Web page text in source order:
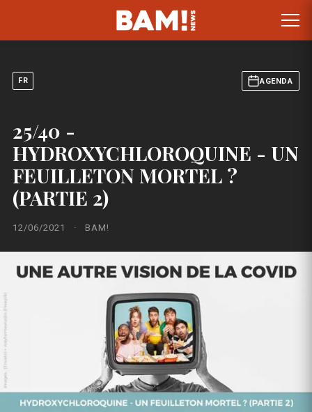
FR AGENDA
25/40 -
HYDROXYCHLOROQUINE - UN
FEUILLETON MORTEL ?
(PARTIE 2)
12/06/2021 · BAM!